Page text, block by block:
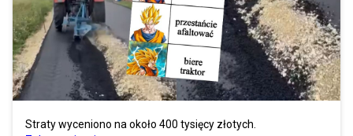
Straty wyceniono na około 400 tysięcy złotych.